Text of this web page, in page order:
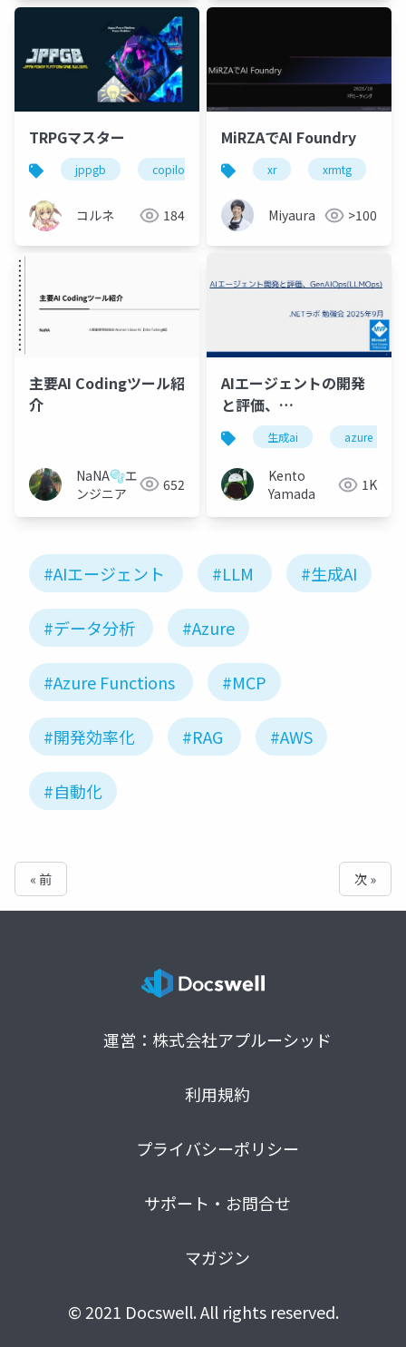
TRPGマスター
jppgb copilot studio
コルネ 184
MiRZAでAI Foundry
xr xrmtg
Miyaura >100
主要AI Codingツール紹
介
NaNA🫧エ
ンジニア
652
AIエージェントの開発
と評価、
GenAIOps(LLMOps) -
Azure AI Evaluation
SDK
生成ai azure
Kento
Yamada
1K
#AIエージェント #LLM #生成AI
#データ分析 #Azure
#Azure Functions #MCP
#開発効率化 #RAG #AWS
#自動化
« 前 次 »
運営：株式会社アプルーシッド
利用規約
プライバシーポリシー
サポート・お問合せ
マガジン
© 2021 Docswell. All rights reserved.